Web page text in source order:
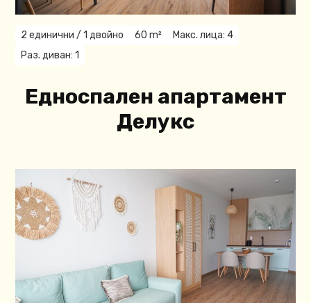
2 единични / 1 двойнo 60 m²
Макс. лица: 4
Раз. диван: 1
Едноспален апартамент
Делукс